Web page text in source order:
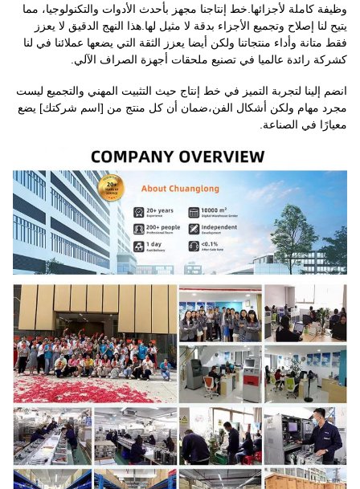
وظيفة كاملة لأجزائها.خط إنتاجنا مجهز بأحدث الأدوات والتكنولوجيا، مما
يتيح لنا إصلاح وتجميع الأجزاء بدقة لا مثيل لها.هذا النهج الدقيق لا يعزز
فقط متانة وأداء منتجاتنا ولكن أيضا يعزز الثقة التي يضعها عملائنا في لنا
كشركة رائدة عالميا في تصنيع ملحقات أجهزة الصراف الآلي.
انضم إلينا لتجربة التميز في خط إنتاج حيث التثبيت المهني والتجميع ليست
مجرد مهام ولكن أشكال الفن،ضمان أن كل منتج من [اسم شركتك] يضع
معيارًا في الصناعة.